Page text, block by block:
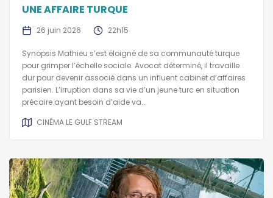
UNE AFFAIRE TURQUE
26 juin 2026 22h15
Synopsis Mathieu s’est éloigné de sa communauté turque
pour grimper l’échelle sociale. Avocat déterminé, il travaille
dur pour devenir associé dans un influent cabinet d’affaires
parisien. L’irruption dans sa vie d’un jeune turc en situation
précaire ayant besoin d’aide va...
CINÉMA LE GULF STREAM